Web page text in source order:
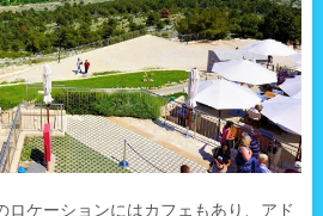
ロケーションにはカフェもあり、アド